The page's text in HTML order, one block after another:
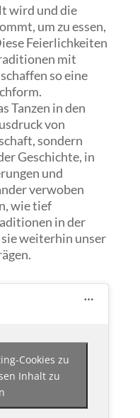
wird und die
um zu essen,
Feierlichkeiten
mit
so eine
Tanzen in den
von
sondern
Geschichte, in
und
verwoben
wie tief
in der
weiterhin unser
Cookies zu
Inhalt zu